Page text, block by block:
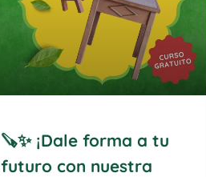
🪚✨ ¡Dale forma a tu
futuro con nuestra